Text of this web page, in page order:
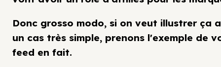
Donc grosso modo, si on veut illustrer ça
un cas très simple, prenons l'exemple de
feed en fait.